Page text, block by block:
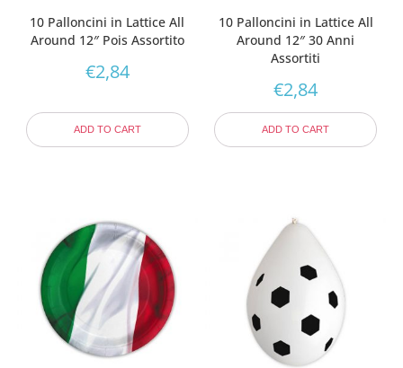
10 Palloncini in Lattice All
Around 12″ Pois Assortito
€2,84
ADD TO CART
10 Palloncini in Lattice All
Around 12″ 30 Anni
Assortiti
€2,84
ADD TO CART